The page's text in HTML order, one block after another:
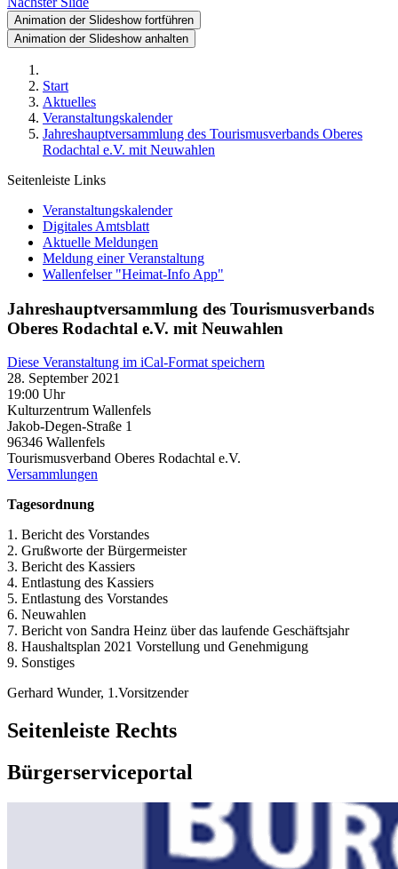
Animation der Slideshow fortführen
Animation der Slideshow anhalten
Start
Aktuelles
Veranstaltungskalender
Jahreshauptversammlung des Tourismusverbands Oberes
Rodachtal e.V. mit Neuwahlen
Seitenleiste Links
Veranstaltungskalender
Digitales Amtsblatt
Aktuelle Meldungen
Meldung einer Veranstaltung
Wallenfelser "Heimat-Info App"
Jahreshauptversammlung des Tourismusverbands
Oberes Rodachtal e.V. mit Neuwahlen
Diese Veranstaltung im iCal-Format speichern
28. September 2021
19:00 Uhr
Kulturzentrum Wallenfels
Jakob-Degen-Straße 1
96346 Wallenfels
Tourismusverband Oberes Rodachtal e.V.
Versammlungen
Tagesordnung
1. Bericht des Vorstandes
2. Grußworte der Bürgermeister
3. Bericht des Kassiers
4. Entlastung des Kassiers
5. Entlastung des Vorstandes
6. Neuwahlen
7. Bericht von Sandra Heinz über das laufende Geschäftsjahr
8. Haushaltsplan 2021 Vorstellung und Genehmigung
9. Sonstiges
Gerhard Wunder, 1.Vorsitzender
Seitenleiste Rechts
Bürgerserviceportal